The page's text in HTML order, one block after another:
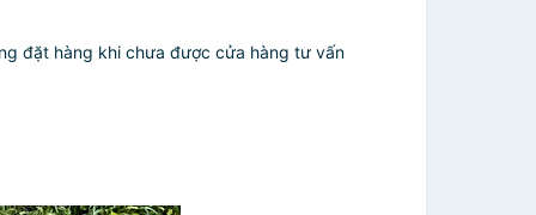
đặt hàng khi chưa được cửa hàng tư vấn